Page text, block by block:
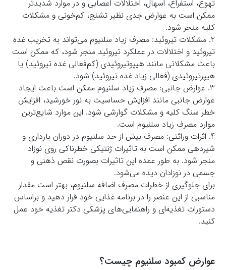
تهوع، استفراغ، اسهال، اختلالات اعصابی و در موارد شدیدتر
ممکن است به عوارض جدی نظیر تشنج، کم‌خونی و مشکلات
کلیه منجر شود.
2. مشکلات تیروئید: مصرف زیاد سلنیوم می‌تواند به تخریب غده
تیروئید و اختلالات در عملکرد تیروئید منجر شود، که ممکن است
باعث مشکلاتی مانند هیپوتیروئیدی (کم‌فعالی غده تیروئید) یا
هیپرتیروئیدی (فعالی زیاد غده تیروئید) شود.
3. عوارض جانبی: مصرف زیاد سلنیوم ممکن است باعث ایجاد
عوارض جانبی مانند افزایش حساسیت به نور خورشید، افزایش
خطر سنگ کلیه و مشکلات گوارشی شود. این موارد شایع‌ترین
موارد مصرف زیاد سلنیوم است.
4. اثرات وراثتی: مصرف بیش از حد سلنیوم در دوران بارداری و
شیردهی ممکن است به تاثیرات ژنتیکی خطرناکی روی نوزاد
منجر شود. به طور عمده این تاثیرات بصورت نقص ذهنی و
جسمی در نوزادان دیده می‌شود.
برای جلوگیری از خطرات مصرف اضافه سلنیوم، بهتر است مقدار
مناسبی از این عنصر را در برنامه غذایی خود قرار دهید و براساس
دستورات تغذیه‌ای و راهنمایی‌های پزشکی دکتر تغذیه خود عمل
کنید.
عوارض کمبود سلنیوم چیست؟